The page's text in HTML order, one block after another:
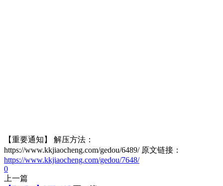
【重要通知】 解压方法：
https://www.kkjiaocheng.com/gedou/6489/ 原文链接：
https://www.kkjiaocheng.com/gedou/7648/
0
上一篇